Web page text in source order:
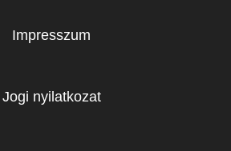
Impresszum
Jogi nyilatkozat